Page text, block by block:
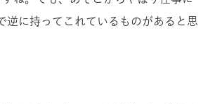
逆に持ってこれているものがあると思